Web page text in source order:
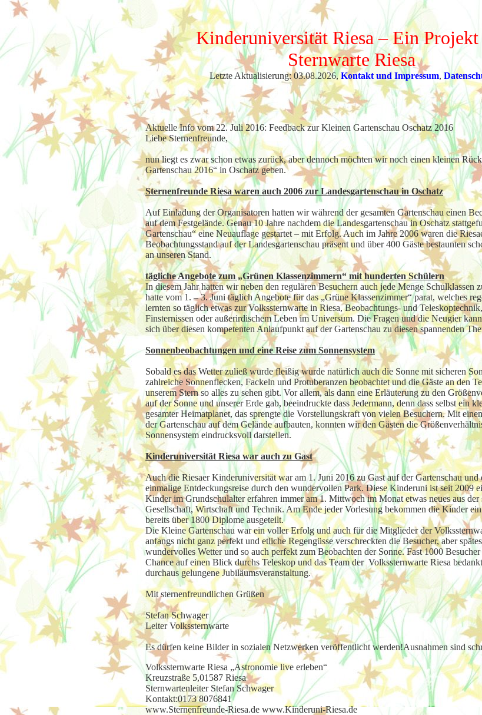
Kinderuniversität Riesa – Ein Projekt
Sternwarte Riesa
Letzte Aktualisierung: 03.08.2026,Kontakt und Impressum,
Aktuelle Info vom 22. Juli 2016: Feedback zur Kleinen Gartenschau Oschatz 2016
Liebe Sternenfreunde,
nun liegt es zwar schon etwas zurück, aber dennoch möchten wir noch einen kleinen
Gartenschau 2016“ in Oschatz geben.
Sternenfreunde Riesa waren auch 2006 zur Landesgartenschau in Oschatz
Auf Einladung der Organisatoren hatten wir während der gesamten Gartenschau einen
auf dem Festgelände. Genau 10 Jahre nachdem die Landesgartenschau in Oschatz
Gartenschau“ eine Neuauflage gestartet – mit Erfolg. Auch im Jahre 2006 waren die
Beobachtungsstand auf der Landesgartenschau präsent und über 400 Gäste bestaunten
an unseren Stand.
tägliche Angebote zum „Grünen Klassenzimmern“ mit hunderten Schülern
In diesem Jahr hatten wir neben den regulären Besuchern auch jede Menge Schulklassen
hatte vom 1. – 3. Juni täglich Angebote für das „Grüne Klassenzimmer“ parat, welches
lernten so täglich etwas zur Volkssternwarte in Riesa, Beobachtungs- und
Finsternissen oder außerirdischem Leben im Universum. Die Fragen und die Neugier
sich über diesen kompetenten Anlaufpunkt auf der Gartenschau zu diesen spannenden
Sonnenbeobachtungen und eine Reise zum Sonnensystem
Sobald es das Wetter zuließ wurde fleißig wurde natürlich auch die Sonne mit sicheren
zahlreiche Sonnenflecken, Fackeln und Protuberanzen beobachtet und die Gäste an den
unserem Stern so alles zu sehen gibt. Vor allem, als dann eine Erläuterung zu den
auf der Sonne und unserer Erde gab, beeindruckte dass Jedermann, denn dass selbst ein
gesamter Heimatplanet, das sprengte die Vorstellungskraft von vielen Besuchern. Mit
der Gartenschau auf dem Gelände aufbauten, konnten wir den Gästen die
Sonnensystem eindrucksvoll darstellen.
Kinderuniversität Riesa war auch zu Gast
Auch die Riesaer Kinderuniversität war am 1. Juni 2016 zu Gast auf der Gartenschau
einmalige Entdeckungsreise durch den wundervollen Park. Diese Kinderuni ist seit 2009
Kinder im Grundschulalter erfahren immer am 1. Mittwoch im Monat etwas neues aus der
Gesellschaft, Wirtschaft und Technik. Am Ende jeder Vorlesung bekommen die Kinder
bereits über 1800 Diplome ausgeteilt.
Die Kleine Gartenschau war ein voller Erfolg und auch für die Mitglieder der
anfangs nicht ganz perfekt und etliche Regengüsse verschreckten die Besucher, aber
wundervolles Wetter und so auch perfekt zum Beobachten der Sonne. Fast 1000
Chance auf einen Blick durchs Teleskop und das Team der Volkssternwarte Riesa
durchaus gelungene Jubiläumsveranstaltung.
Mit sternenfreundlichen Grüßen
Stefan Schwager
Leiter Volkssternwarte
Es dürfen keine Bilder in sozialen Netzwerken veröffentlicht werden!Ausnahmen sind
Volkssternwarte Riesa „Astronomie live erleben“
Kreuzstraße 5,01587 Riesa
Sternwartenleiter Stefan Schwager
Kontakt:0173 8076841
www.Sternenfreunde-Riesa.de www.Kinderuni-Riesa.de